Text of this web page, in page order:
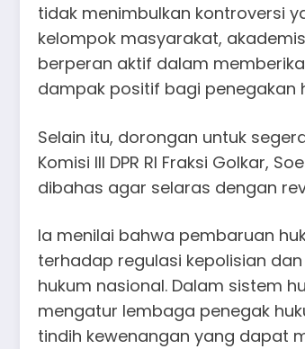
tidak menimbulkan kontroversi
kelompok masyarakat,
berperan aktif dalam
dampak positif bagi penegakan
Selain itu, dorongan untuk
Komisi III DPR RI Fraksi Golkar,
dibahas agar selaras dengan
Ia menilai bahwa pembaruan
terhadap regulasi kepolisian
hukum nasional. Dalam sistem
mengatur lembaga penegak
tindih kewenangan yang dapat